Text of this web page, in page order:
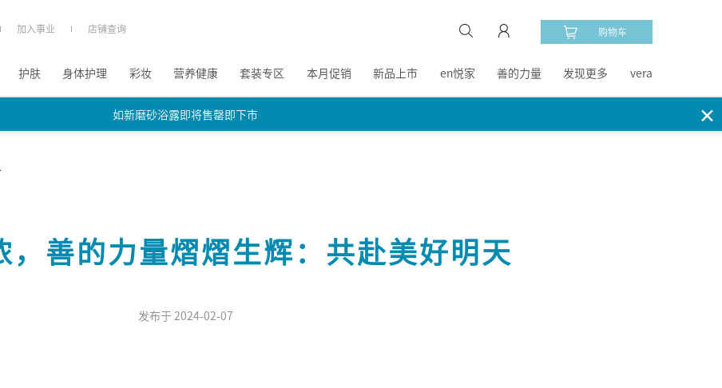
加入事业 店铺查询 购物车
护肤 身体护理 彩妆 营养健康 套装专区 本月促销 新品上市 en悦家 善的力量 发现更多 vera
✕
如新磨砂浴露即将售罄即下市
如新磨砂浴露即将售罄即下市
，善的力量熠熠生辉：共赴美好明天
发布于 2024-02-07